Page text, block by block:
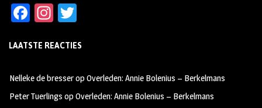
Fa
b
oo
k
In
ag
m
tt
LAATSTE REACTIES
Nelleke de bresseropOverleden: Annie Bolenius – Berkelmans
Peter Tuerlings opOverleden: Annie Bolenius – Berkelmans